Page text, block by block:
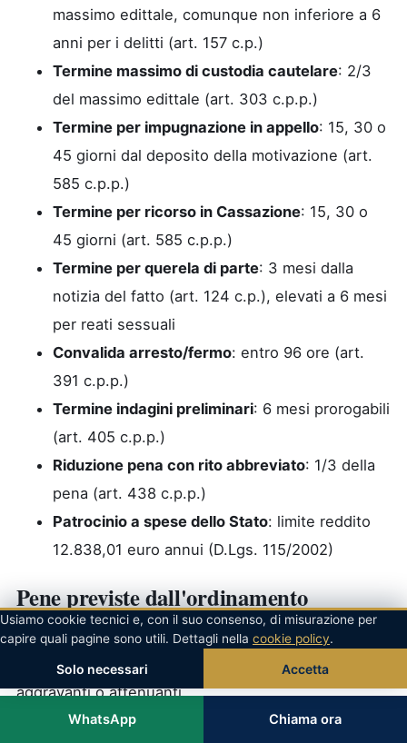
massimo edittale, comunque non inferiore a 6
anni per i delitti (art. 157 c.p.)
Termine massimo di custodia cautelare: 2/3
del massimo edittale (art. 303 c.p.p.)
Termine per impugnazione in appello: 15, 30 o
45 giorni dal deposito della motivazione (art.
585 c.p.p.)
Termine per ricorso in Cassazione: 15, 30 o
45 giorni (art. 585 c.p.p.)
Termine per querela di parte: 3 mesi dalla
notizia del fatto (art. 124 c.p.), elevati a 6 mesi
per reati sessuali
Convalida arresto/fermo: entro 96 ore (art.
391 c.p.p.)
Termine indagini preliminari: 6 mesi prorogabili
(art. 405 c.p.p.)
Riduzione pena con rito abbreviato: 1/3 della
pena (art. 438 c.p.p.)
Patrocinio a spese dello Stato: limite reddito
12.838,01 euro annui (D.Lgs. 115/2002)
Pene previste dall'ordinamento
Le pene edittali per il omicidiovariano in base alla
gravità della condotta e alla presenza di circostanze
aggravanti o attenuanti.
WhatsApp Chiama ora
Usiamo cookie tecnici e, con il suo consenso, di misurazione per
capire quali pagine sono utili. Dettagli nella cookie policy.
Solo necessari Accetta